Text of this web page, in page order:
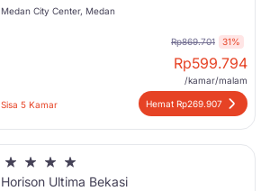
Medan City Center, Medan
Rp869.701 31%
Rp599.794
/kamar/malam
Sisa 5 Kamar Hemat Rp269.907
Horison Ultima Bekasi